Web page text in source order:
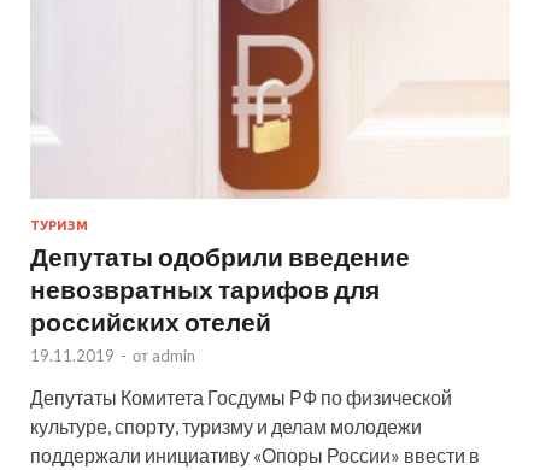
ТУРИЗМ
Депутаты одобрили введение
невозвратных тарифов для
российских отелей
19.11.2019 - от admin
Депутаты Комитета Госдумы РФ по физической
культуре, спорту, туризму и делам молодежи
поддержали инициативу «Опоры России» ввести в